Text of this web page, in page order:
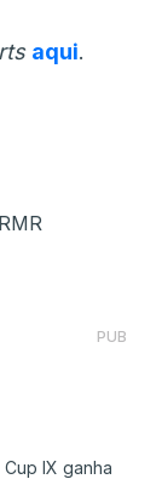
aqui.
RMR
PUB
Cup IX ganha